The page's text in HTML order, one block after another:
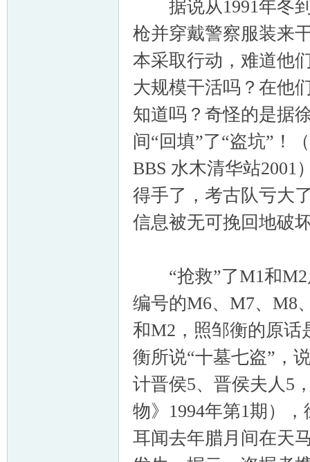
据说从1991年冬到
枪并穿戴警察服装来
本采取行动，难道他
大规模干活吗？在他
知道吗？奇怪的是据
间“回填”了“盗坑”！
BBS 水木清华站2001
得手了，考古队亏大
信息被无可挽回地破
“抢救”了M1和M2
编号的M6、M7、M8
和M2，照邹衡的原话
衡所说“十墓七盗”，
计晋侯5、晋侯夫人5
物》1994年第1期）
耳闻去年腊月间在天